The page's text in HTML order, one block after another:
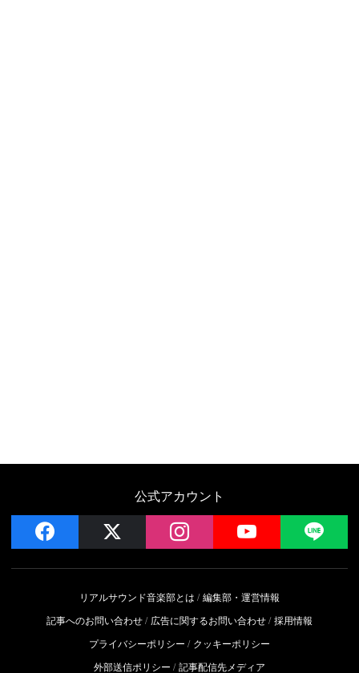
公式アカウント
facebook instagram YouTube
リアルサウンド音楽部とは
編集部・運営情報
記事へのお問い合わせ
広告に関するお問い合わせ 採用情報
プライバシーポリシー
クッキーポリシー
外部送信ポリシー
記事配信先メディア